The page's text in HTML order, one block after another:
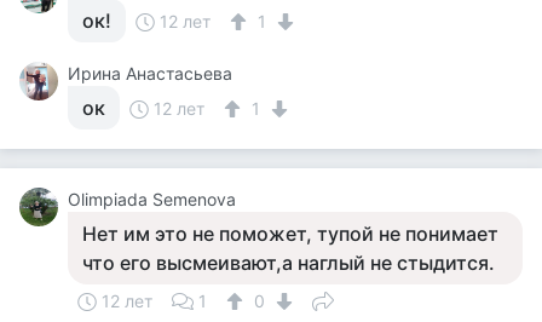
ок! 12 лет 1
Ирина Анастасьева
ок 12 лет 1
Olimpiada Semenova
Нет им это не поможет, тупой не понимает
что его высмеивают,а наглый не стыдится.
12 лет 1
0